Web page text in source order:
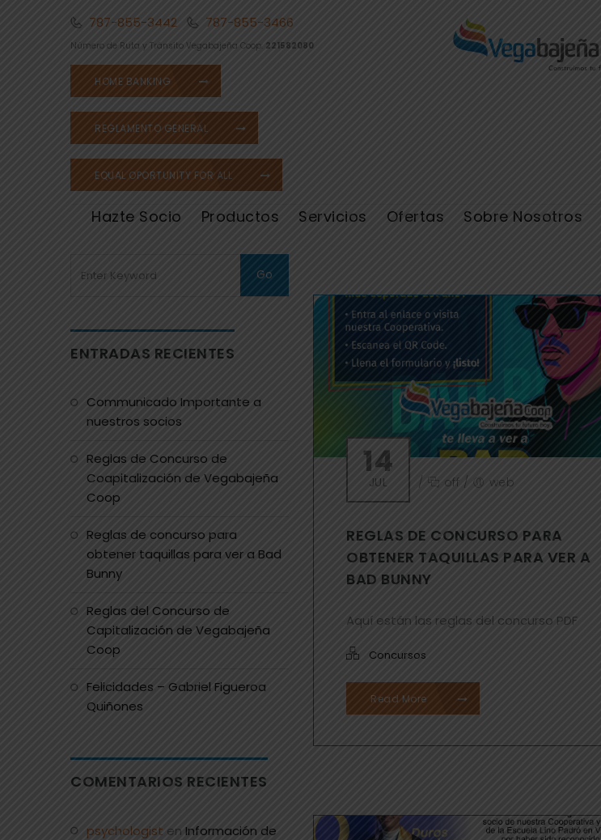
787-855-3442 787-855-3466
Número de Ruta y Tránsito Vegabajeña Coop: 221582080
HOME BANKING
REGLAMENTO GENERAL
EQUAL OPORTUNITY FOR ALL
Hazte Socio Productos Servicios Ofertas Sobre Nosotros
14
JUL / off / web
REGLAS DE CONCURSO PARA
OBTENER TAQUILLAS PARA VER A
BAD BUNNY
Aquí están las reglas del concurso PDF
Concursos
Read More
ENTRADAS RECIENTES
Communicado Importante a
nuestros socios
Reglas de Concurso de
Coapitalización de Vegabajeña
Coop
Reglas de concurso para
obtener taquillas para ver a Bad
Bunny
Reglas del Concurso de
Capitalización de Vegabajeña
Coop
Felicidades – Gabriel Figueroa
Quiñones
COMENTARIOS RECIENTES
psychologist en Información de